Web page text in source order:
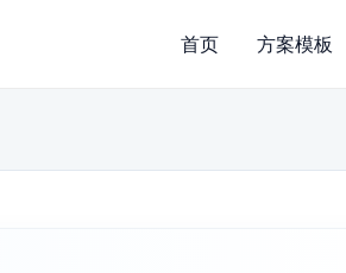
首页 方案模板